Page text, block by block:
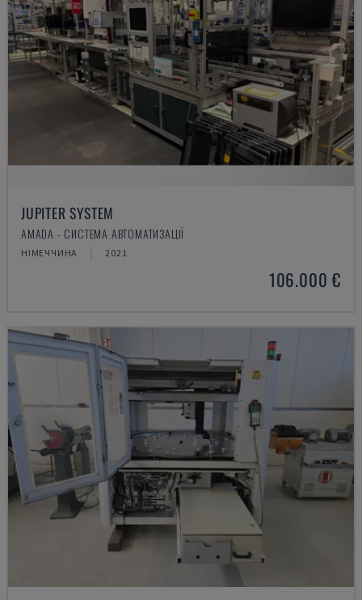
JUPITER SYSTEM
AMADA - СИСТЕМА АВТОМАТИЗАЦІЇ
НІМЕЧЧИНА 2021
106.000 €